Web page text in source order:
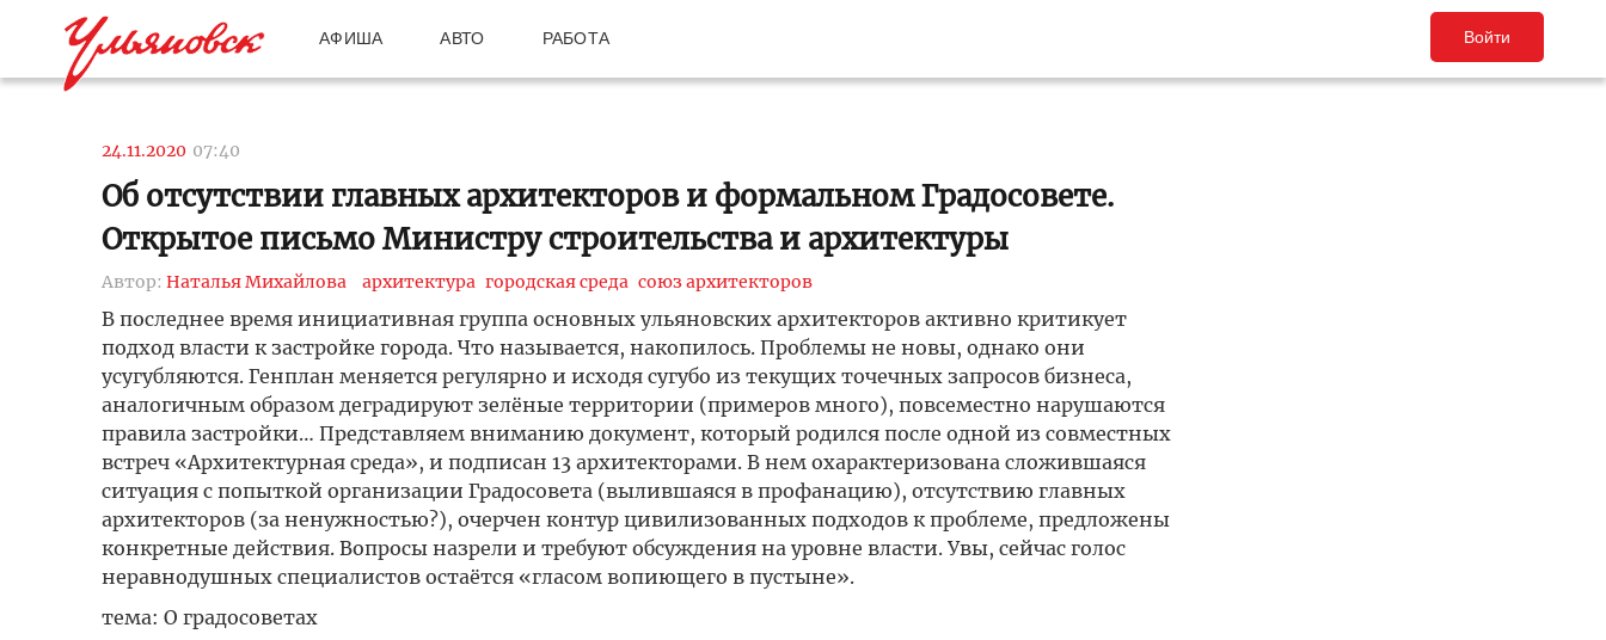
АФИША АВТО РАБОТА Войти
24.11.2020 07:40
Об отсутствии главных архитекторов и формальном Градосовете.
Открытое письмо Министру строительства и архитектуры
Автор: Наталья Михайлова архитектура городская среда союз архитекторов
В последнее время инициативная группа основных ульяновских архитекторов активно критикует
подход власти к застройке города. Что называется, накопилось. Проблемы не новы, однако они
усугубляются. Генплан меняется регулярно и исходя сугубо из текущих точечных запросов бизнеса,
аналогичным образом деградируют зелёные территории (примеров много), повсеместно нарушаются
правила застройки… Представляем вниманию документ, который родился после одной из совместных
встреч «Архитектурная среда», и подписан 13 архитекторами. В нем охарактеризована сложившаяся
ситуация с попыткой организации Градосовета (вылившаяся в профанацию), отсутствию главных
архитекторов (за ненужностью?), очерчен контур цивилизованных подходов к проблеме, предложены
конкретные действия. Вопросы назрели и требуют обсуждения на уровне власти. Увы, сейчас голос
неравнодушных специалистов остаётся «гласом вопиющего в пустыне».
тема: О градосоветах